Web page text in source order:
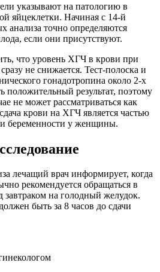
указывают на патологию в
яйцеклетки. Начиная с 14-й
анализа точно определяются
если они присутствуют.
что уровень ХГЧ в крови при
не снижается. Тест-полоска и
гонадотропина около 2-х
положительный результат, поэтому
не может рассматриваться как
крови на ХГЧ является частью
беременности у женщины.
лечащий врач информирует, когда
рекомендуется обращаться в
завтраком на голодный желудок.
быть за 8 часов до сдачи